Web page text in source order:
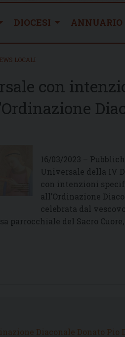
DIOCESI ANNUARIO
LOCALI
con
16/03/2023 –
Universale della IV
con intenzioni
all’Ordinazione
celebrata dal
parrocchiale del Sacro
Diaconale Donato Pio